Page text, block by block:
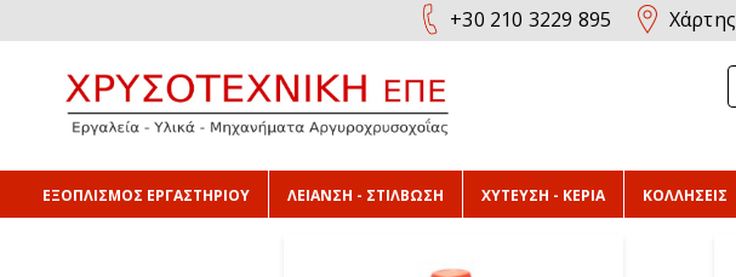
+30 210 3229 895 Χάρτης
ΕΞΟΠΛΙΣΜΟΣ ΕΡΓΑΣΤΗΡΙΟΥ ΛΕΙΑΝΣΗ - ΣΤΙΛΒΩΣΗ ΧΥΤΕΥΣΗ - ΚΕΡΙΑ ΚΟΛΛΗΣΕΙΣ